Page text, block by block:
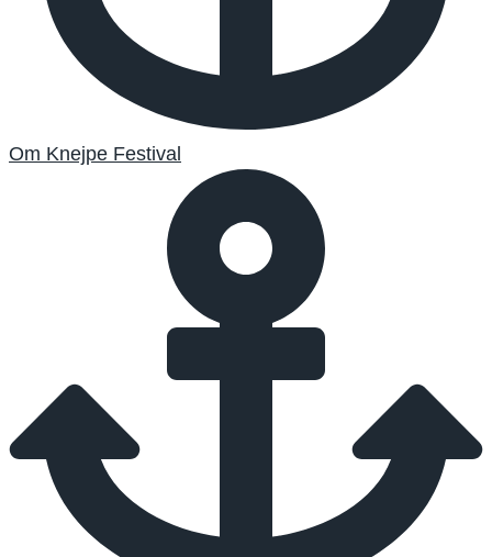
Om Knejpe Festival